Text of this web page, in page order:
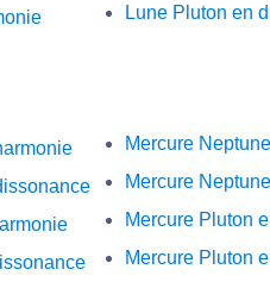
Lune Pluton en
Mercure
Mercure
Mercure Pluton
Mercure Pluton